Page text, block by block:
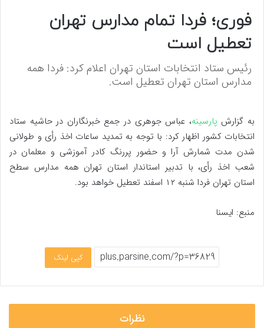
فوری؛ فردا تمام مدارس تهران
تعطیل است
رئیس ستاد انتخابات استان تهران اعلام کرد: فردا همه
مدارس استان تهران تعطیل است.
به گزارش پارسینه، عباس جوهری در جمع خبرنگاران در حاشیه ستاد
انتخابات کشور اظهار کرد: با توجه به تمدید ساعات اخذ رأی و طولانی
شدن مدت شمارش آرا و حضور پررنگ کادر آموزشی و معلمان در
شعب اخذ رأی، با تدبیر استاندار استان تهران همه مدارس سطح
استان تهران فردا شنبه ۱۲ اسفند تعطیل خواهد بود.
منبع: ایسنا
کپی لینک
نظرات